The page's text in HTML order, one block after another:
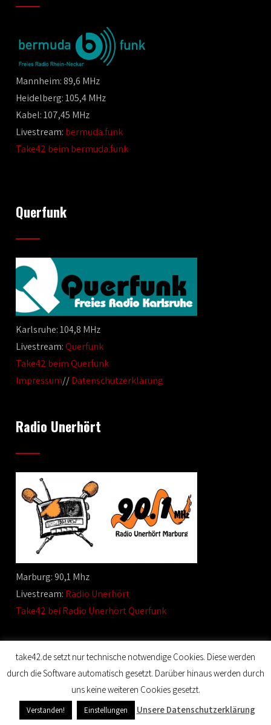
Mannheim: 89,6 MHz
Heidelberg: 105,4 MHz
Kabel: 107,45 MHz
Livestream: bermuda.funk
Take42 beim bermuda.funk
Querfunk
Karlsruhe: 104,8 MHz
Livestream:Querfunk
Take42 beim Querfunk
Impressum//Datenschutzerklärung
Radio Unerhört
Marburg: 90,1 Mhz
Livestream: Radio Unerhört
Take42 bei Radio Unerhört Querfunk
© 2020 Film Maker. All Rights Reserved. Designed by SKT
Themes.
take42.de setzt nur technische notwendige Cookies. Diese werden
durch die Software automatisch gesetzt. Darüber hinaus werden durch
uns keine weiteren Cookies gesetzt.
Verstanden! Einstellungen Unsere Datenschutzerklärung